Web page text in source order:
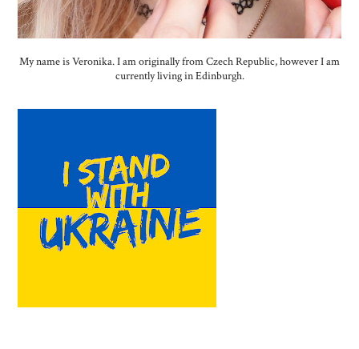
My name is Veronika. I am originally from Czech Republic, however I am
currently living in Edinburgh.